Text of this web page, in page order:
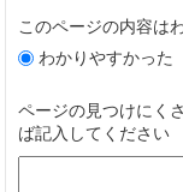
このページの内容は
わかりやすかった
ページの見つけにく
ば記入してください